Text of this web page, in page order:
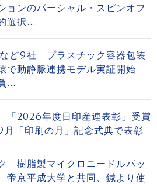
ョンのパーシャル・スピンオフ
選択...
ど9社 プラスチック容器包装
で動静脈連携モデル実証開始
...
2026年度日印産連表彰」受賞
「印刷の月」記念式典で表彰
樹脂製マイクロニードルパッ
京平成大学と共同、鍼より使